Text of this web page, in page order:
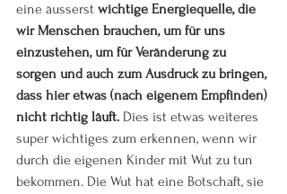
eine äusserst wichtige Energiequelle, die
wir Menschen brauchen, um für uns
einzustehen, um für Veränderung zu
sorgen und auch zum Ausdruck zu bringen,
dass hier etwas (nach eigenem Empfinden)
nicht richtig läuft. Dies ist etwas weiteres
super wichtiges zum erkennen, wenn wir
durch die eigenen Kinder mit Wut zu tun
bekommen. Die Wut hat eine Botschaft, sie